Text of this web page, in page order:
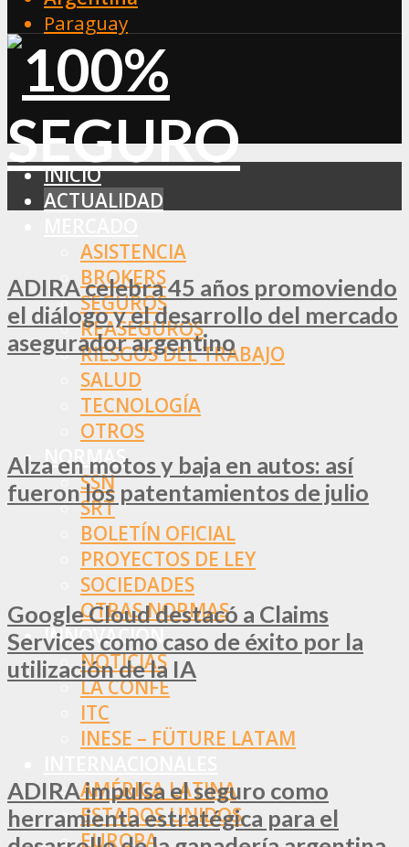
Paraguay
INICIO
ACTUALIDAD
ASISTENCIA
BROKERS
SEGUROS
REASEGUROS
RIESGOS DEL TRABAJO
SALUD
TECNOLOGÍA
OTROS
NORMAS
SSN
SRT
BOLETÍN OFICIAL
PROYECTOS DE LEY
SOCIEDADES
OTRAS NORMAS
INNOVACIÓN
NOTICIAS
LA CONFE
ITC
INESE – FÜTURE LATAM
AMÉRICA LATINA
ESTADOS UNIDOS
EUROPA
ADIRA celebra 45 años promoviendo
el diálogo y el desarrollo del mercado
asegurador argentino
Alza en motos y baja en autos: así
fueron los patentamientos de julio
Google Cloud destacó a Claims
Services como caso de éxito por la
utilización de la IA
ADIRA impulsa el seguro como
herramienta estratégica para el